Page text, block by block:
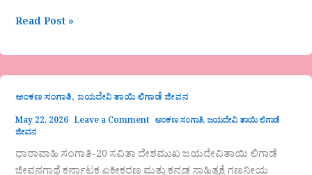
Read Post »
ಅಂಕಣ ಸಂಗಾತಿ, ಜಯದೇವಿ ತಾಯಿ ಲಿಗಾಡೆ ಜೀವನ
May 22, 2026 Leave a Comment ಅಂಕಣ ಸಂಗಾತಿ,ಜಯದೇವಿ ತಾಯಿ ಲಿಗಾಡೆ
ಜೀವನ
ಧಾರಾವಾಹಿ ಸಂಗಾತಿ-20 ಸವಿತಾ ದೇಶಮುಖ ಜಯದೇವಿತಾಯಿ ಲಿಗಾಡೆ